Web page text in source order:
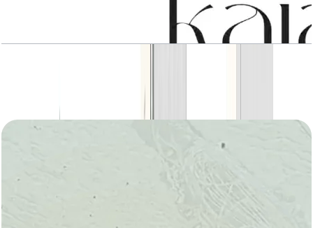
باز کردن چیدمان